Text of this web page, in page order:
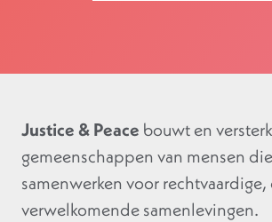
Justice & Peace bouwt en
gemeenschappen van mensen die
samenwerken voor rechtvaardige,
verwelkomende samenlevingen.